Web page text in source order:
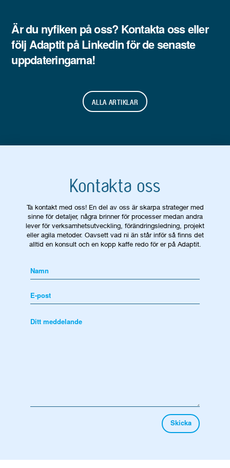
Är du nyfiken på oss? Kontakta osseller
följAdaptitpå Linkedin för de senaste
uppdateringarna!
ALLA ARTIKLAR
Kontakta oss
Ta kontakt med oss! En del av oss är skarpa strateger med
sinne för detaljer, några brinner för processer medan andra
lever för verksamhetsutveckling, förändringsledning, projekt
eller agila metoder. Oavsett vad ni än står inför så finns det
alltid en konsult och en kopp kaffe redo för er på Adaptit.